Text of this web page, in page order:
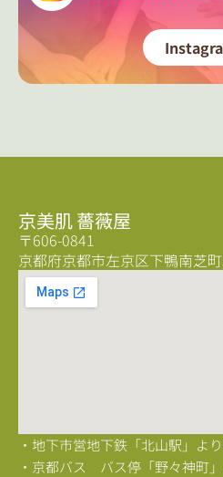
京美肌 薔薇屋
〒606-0841
京都府京都市左京区下鴨南芝
・地下市営地下鉄「北山駅」よ
・京都バス バス停「野々神町